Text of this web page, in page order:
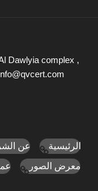
Dawlyia complex ,
الرئيسية عن
معرض الصور